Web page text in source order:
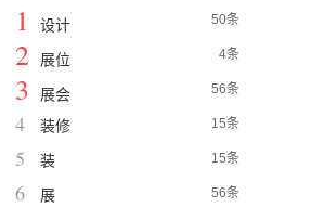
50条
1 设计
4条
2 展位
56条
3 展会
15条
4 装修
15条
5 装
56条
6 展